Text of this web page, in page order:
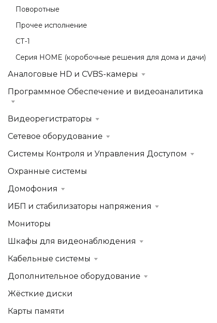
Поворотные
Прочее исполнение
СТ-1
Серия HOME (коробочные решения для дома и дачи)
Аналоговые HD и CVBS-камеры
Программное Обеспечение и видеоаналитика
Видеорегистраторы
Сетевое оборудование
Системы Контроля и Управления Доступом
Охранные системы
Домофония
ИБП и стабилизаторы напряжения
Мониторы
Шкафы для видеонаблюдения
Кабельные системы
Дополнительное оборудование
Жёсткие диски
Карты памяти